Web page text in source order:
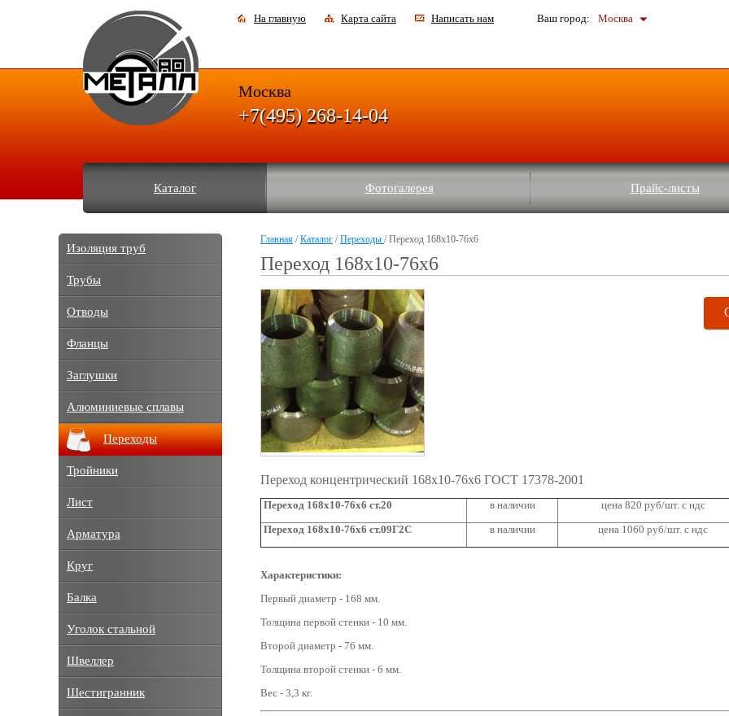
На главную Карта сайта Написать нам Ваш город: Москва
Каталог Фотогалерея Прайс-листы
Москва
+7(495) 268-14-04
Главная /Каталог /Переходы / Переход 168х10-76х6
Переход 168х10-76х6
Переход концентрический 168х10-76х6 ГОСТ 17378-2001
Переход 168х10-76х6 ст.20 в наличии
цена 820 руб/шт. с ндс
Переход 168х10-76х6 ст.09Г2С
в наличии цена 1060 руб/шт. с ндс
Характеристики:
Первый диаметр - 168 мм.
Толщина первой стенки - 10 мм.
Второй диаметр - 76 мм.
Толщина второй стенки - 6 мм.
Вес - 3,3 кг.
Изоляция труб
Трубы
Отводы
Фланцы
Заглушки
Алюминиевые сплавы
Переходы
Тройники
Лист
Арматура
Круг
Балка
Уголок стальной
Швеллер
Шестигранник